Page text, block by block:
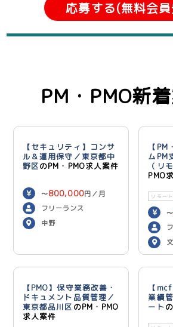
応募する(無料会
PM・PMO新
【セキュリティ】コンサ
ル＆運用保守／東京都中
野区のPM・PMO求人案件
〜800,000円／月
フリーランス
中野
【
ムPM
（リ
PMO
リモート
〜
【PMO】保守業務改善・
ドキュメント品質管理／
東京都品川区 のPM・PMO
求人案件
【
業績
ート